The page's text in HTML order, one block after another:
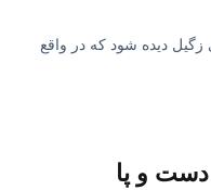
دیده شود که در واقع
و پا